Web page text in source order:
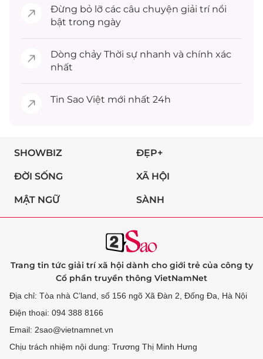
Đừng bỏ lỡ các câu chuyện giải trínổi
bật trong ngày
Dòng chảy Thời sự nhanh và chính xác
nhất
Tin Sao Việt mới nhất 24h
SHOWBIZ ĐẸP+
ĐỜI SỐNG XÃ HỘI
MẬT NGỮ SÀNH
Trang tin tức giải trí xã hội dành cho giới trẻ của công ty
Cổ phần truyền thông VietNamNet
Địa chỉ: Tòa nhà C’land, số 156 ngõ Xã Đàn 2, Đống Đa, Hà Nội
Điện thoại: 094 388 8166
Email: 2sao@vietnamnet.vn
Chịu trách nhiệm nội dung: Trương Thị Minh Hưng